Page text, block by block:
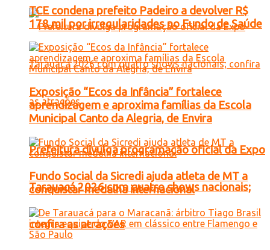
Prefeitura divulga programação oficial da Expo
Tarauacá 2026 com quatro shows nacionais;
confira as atrações
TCE condena prefeito Padeiro a devolver R$
178 mil por irregularidades no Fundo de Saúde
Exposição “Ecos da Infância” fortalece
aprendizagem e aproxima famílias da Escola
Municipal Canto da Alegria, de Envira
Fundo Social da Sicredi ajuda atleta de MT a
conquistar medalha internacional